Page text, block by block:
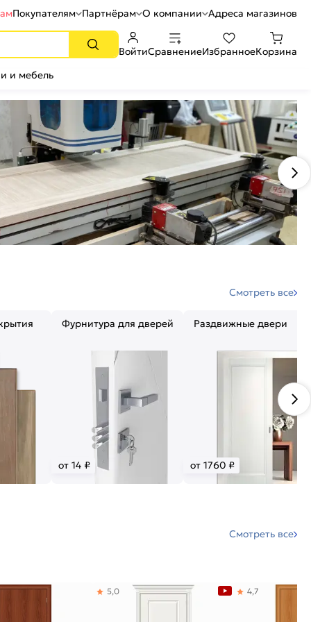
Покупателям Партнёрам О компании Адреса магазинов
ВойтиСравнениеИзбранноеКорзина
и мебель
Смотреть все
Фурнитура для дверей
от 14 ₽
Раздвижные двери
от 1760 ₽
Смотреть все
5,0 4,7